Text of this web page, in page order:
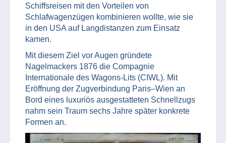
Schiffsreisen mit den Vorteilen von
Schlafwagenzügen kombinieren wollte, wie sie
in den USA auf Langdistanzen zum Einsatz
kamen.
Mit diesem Ziel vor Augen gründete
Nagelmackers 1876 die Compagnie
Internationale des Wagons-Lits (CIWL). Mit
Eröffnung der Zugverbindung Paris–Wien an
Bord eines luxuriös ausgestatteten Schnellzugs
nahm sein Traum sechs Jahre später konkrete
Formen an.